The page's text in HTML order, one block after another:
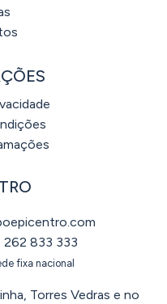
262 833 333
fixa nacional
Torres Vedras e no